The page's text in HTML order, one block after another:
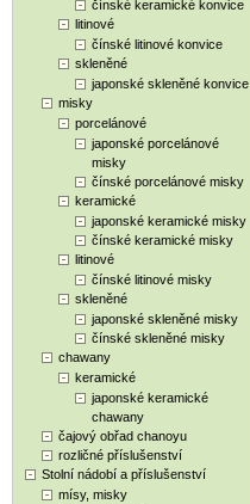
čínské keramické konvice
litinové
čínské litinové konvice
skleněné
japonské skleněné konvice
misky
porcelánové
japonské porcelánové
misky
čínské porcelánové misky
keramické
japonské keramické misky
čínské keramické misky
litinové
čínské litinové misky
skleněné
japonské skleněné misky
čínské skleněné misky
chawany
keramické
japonské keramické
chawany
čajový obřad chanoyu
rozličné příslušenství
Stolní nádobí a příslušenství
mísy, misky